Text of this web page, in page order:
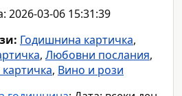
2026-03-06 15:31:39
Годишнина картичка,
, Любовни послания,
, Вино и рози